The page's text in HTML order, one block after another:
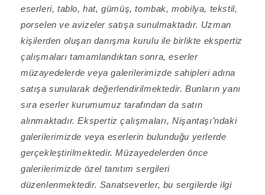
eserleri, tablo, hat, gümüş, tombak, mobilya, tekstil,
porselen ve avizeler satışa sunulmaktadır. Uzman
kişilerden oluşan danışma kurulu ile birlikte ekspertiz
çalışmaları tamamlandıktan sonra, eserler
müzayedelerde veya galerilerimizde sahipleri adına
satışa sunularak değerlendirilmektedir. Bunların yanı
sıra eserler kurumumuz tarafından da satın
alınmaktadır. Ekspertiz çalışmaları, Nişantaşı’ndaki
galerilerimizde veya eserlerin bulunduğu yerlerde
gerçekleştirilmektedir. Müzayedelerden önce
galerilerimizde özel tanıtım sergileri
düzenlenmektedir. Sanatseverler, bu sergilerde ilgi